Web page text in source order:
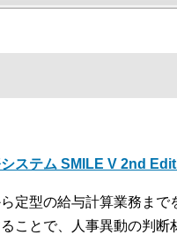
ステム SMILE V 2nd
定型の給与計算業務ま
ことで、人事異動の判断